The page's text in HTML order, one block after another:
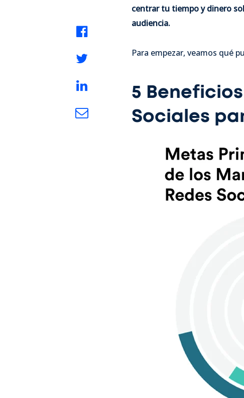
centrar tu tiempo y dinero
audiencia.
Para empezar, veamos qué
5
Sociales